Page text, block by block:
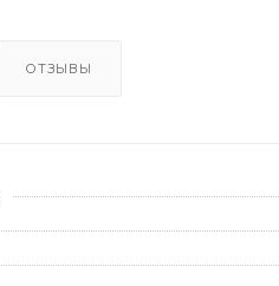
ОТЗЫВЫ